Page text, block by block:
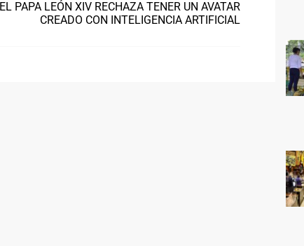
EL PAPA LEÓN XIV RECHAZA TENER UN AVATAR
CREADO CON INTELIGENCIA ARTIFICIAL